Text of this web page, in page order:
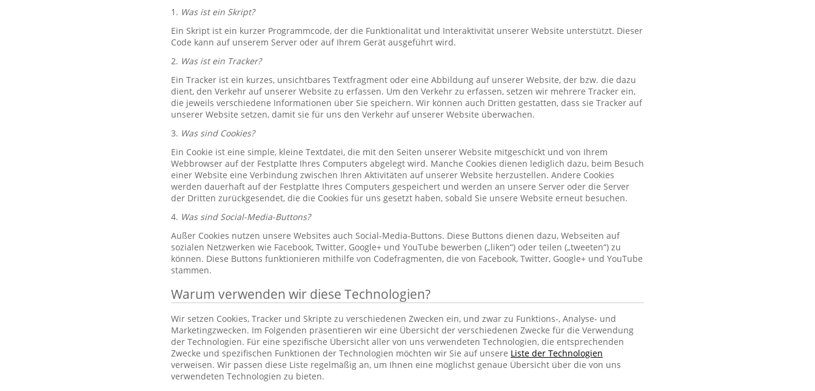
1. Was ist ein Skript?
Ein Skript ist ein kurzer Programmcode, der die Funktionalität und Interaktivität unserer Website unterstützt. Dieser
Code kann auf unserem Server oder auf Ihrem Gerät ausgeführt wird.
2. Was ist ein Tracker?
Ein Tracker ist ein kurzes, unsichtbares Textfragment oder eine Abbildung auf unserer Website, der bzw. die dazu
dient, den Verkehr auf unserer Website zu erfassen. Um den Verkehr zu erfassen, setzen wir mehrere Tracker ein,
die jeweils verschiedene Informationen über Sie speichern. Wir können auch Dritten gestatten, dass sie Tracker auf
unserer Website setzen, damit sie für uns den Verkehr auf unserer Website überwachen.
3. Was sind Cookies?
Ein Cookie ist eine simple, kleine Textdatei, die mit den Seiten unserer Website mitgeschickt und von Ihrem
Webbrowser auf der Festplatte Ihres Computers abgelegt wird. Manche Cookies dienen lediglich dazu, beim Besuch
einer Website eine Verbindung zwischen Ihren Aktivitäten auf unserer Website herzustellen. Andere Cookies
werden dauerhaft auf der Festplatte Ihres Computers gespeichert und werden an unsere Server oder die Server
der Dritten zurückgesendet, die die Cookies für uns gesetzt haben, sobald Sie unsere Website erneut besuchen.
4. Was sind Social-Media-Buttons?
Außer Cookies nutzen unsere Websites auch Social-Media-Buttons. Diese Buttons dienen dazu, Webseiten auf
sozialen Netzwerken wie Facebook, Twitter, Google+ und YouTube bewerben („liken“) oder teilen („tweeten“) zu
können. Diese Buttons funktionieren mithilfe von Codefragmenten, die von Facebook, Twitter, Google+ und YouTube
stammen.
Warum verwenden wir diese Technologien?
Wir setzen Cookies, Tracker und Skripte zu verschiedenen Zwecken ein, und zwar zu Funktions-, Analyse- und
Marketingzwecken. Im Folgenden präsentieren wir eine Übersicht der verschiedenen Zwecke für die Verwendung
der Technologien. Für eine spezifische Übersicht aller von uns verwendeten Technologien, die entsprechenden
Zwecke und spezifischen Funktionen der Technologien möchten wir Sie auf unsere Liste der Technologien
verweisen. Wir passen diese Liste regelmäßig an, um Ihnen eine möglichst genaue Übersicht über die von uns
verwendeten Technologien zu bieten.